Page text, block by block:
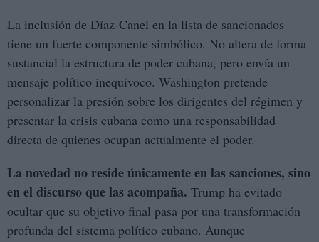
La inclusión de Díaz-Canel en la lista de sancionados
tiene un fuerte componente simbólico. No altera de forma
sustancial la estructura de poder cubana, pero envía un
mensaje político inequívoco. Washington pretende
personalizar la presión sobre los dirigentes del régimen y
presentar la crisis cubana como una responsabilidad
directa de quienes ocupan actualmente el poder.
La novedad no reside únicamente en las sanciones, sino
en el discurso que las acompaña. Trump ha evitado
ocultar que su objetivo final pasa por una transformación
profunda del sistema político cubano. Aunque